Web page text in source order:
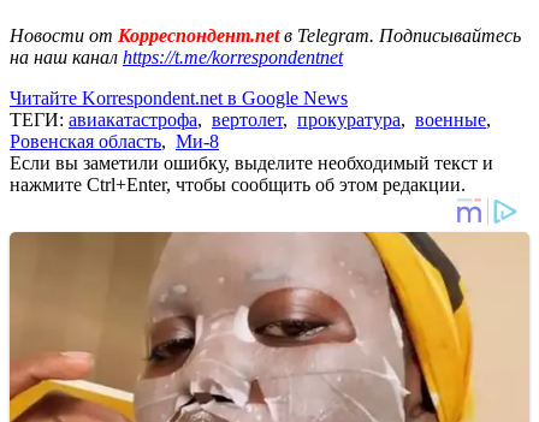
Новости от Корреспондент.netв Telegram. Подписывайтесь
на наш канал https://t.me/korrespondentnet
Читайте Korrespondent.net в Google News
ТЕГИ: авиакатастрофа, вертолет, прокуратура, военные,
Ровенская область, Ми-8
Если вы заметили ошибку, выделите необходимый текст и
нажмите Ctrl+Enter, чтобы сообщить об этом редакции.